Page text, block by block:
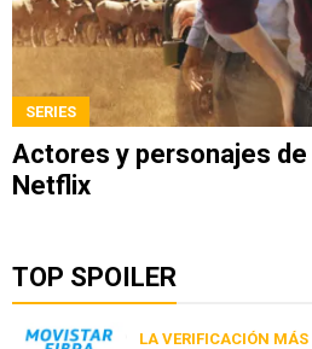
SERIES
Actores y personajes
Netflix
TOP SPOILER
LA VERIFICACIÓN MÁS